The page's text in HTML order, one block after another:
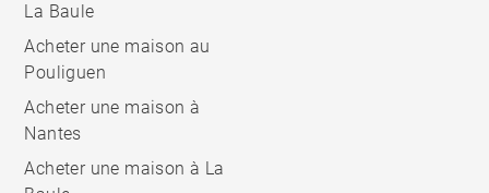
La Baule
Acheter une maison au
Pouliguen
Acheter une maison à
Nantes
Acheter une maison à La